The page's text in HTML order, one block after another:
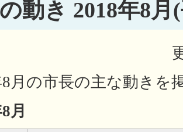
動き 2018年8月
月の市長の主な動きを
月